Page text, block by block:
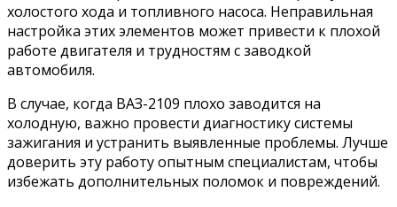
холостого хода и топливного насоса. Неправильная
настройка этих элементов может привести к плохой
работе двигателя и трудностям с заводкой
автомобиля.
В случае, когда ВАЗ-2109 плохо заводится на
холодную, важно провести диагностику системы
зажигания и устранить выявленные проблемы. Лучше
доверить эту работу опытным специалистам, чтобы
избежать дополнительных поломок и повреждений.